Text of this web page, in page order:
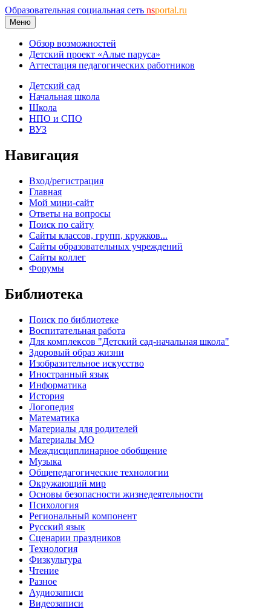
Образовательная социальная сеть nsportal.ru
Меню
Обзор возможностей
Детский проект «Алые паруса»
Аттестация педагогических работников
Детский сад
Начальная школа
Школа
НПО и СПО
ВУЗ
Навигация
Вход/регистрация
Главная
Мой мини-сайт
Ответы на вопросы
Поиск по сайту
Сайты классов, групп, кружков...
Сайты образовательных учреждений
Сайты коллег
Форумы
Библиотека
Поиск по библиотеке
Воспитательная работа
Для комплексов "Детский сад-начальная школа"
Здоровый образ жизни
Изобразительное искусство
Иностранный язык
Информатика
История
Логопедия
Математика
Материалы для родителей
Материалы МО
Междисциплинарное обобщение
Музыка
Общепедагогические технологии
Окружающий мир
Основы безопасности жизнедеятельности
Психология
Региональный компонент
Русский язык
Сценарии праздников
Технология
Физкультура
Чтение
Разное
Аудиозаписи
Видеозаписи